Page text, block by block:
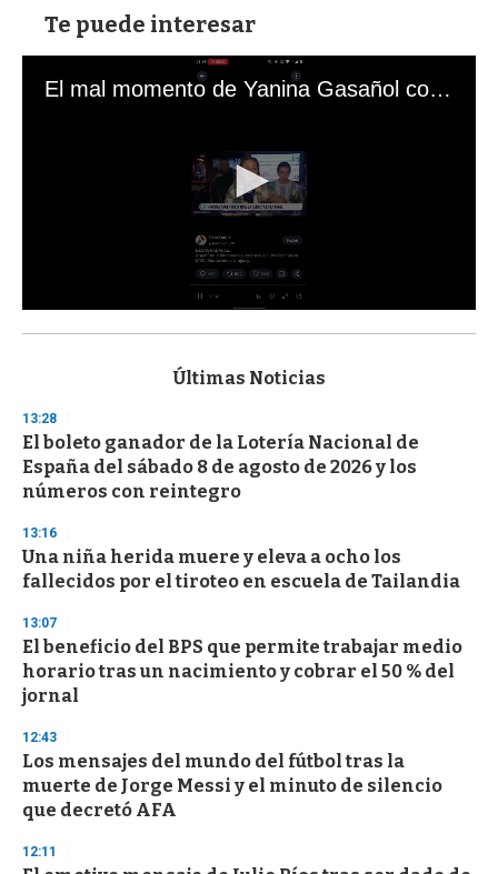
Te puede interesar
El mal momento de Yanina Gasañol con un hincha argentino en "Subrayado"
s
d
s
o
f
3
s
e
c
o
d
s
Últimas Noticias
13:28
El boleto ganador de la Lotería Nacional de
España del sábado 8 de agosto de 2026 y los
números con reintegro
13:16
Una niña herida muere y eleva a ocho los
fallecidos por el tiroteo en escuela de Tailandia
13:07
El beneficio del BPS que permite trabajar medio
horario tras un nacimiento y cobrar el 50 % del
jornal
12:43
Los mensajes del mundo del fútbol tras la
muerte de Jorge Messi y el minuto de silencio
que decretó AFA
12:11